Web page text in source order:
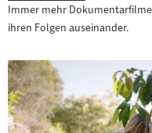
Immer mehr
ihren Folgen auseinander.